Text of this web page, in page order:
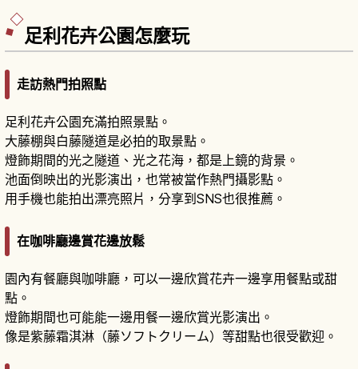
足利花卉公園怎麼玩
走訪熱門拍照點
足利花卉公園充滿拍照景點。
大藤棚與白藤隧道是必拍的取景點。
燈飾期間的光之隧道、光之花海，都是上鏡的背景。
池面倒映出的光影演出，也常被當作熱門攝影點。
用手機也能拍出漂亮照片，分享到SNS也很推薦。
在咖啡廳邊賞花邊放鬆
園內有餐廳與咖啡廳，可以一邊欣賞花卉一邊享用餐點或甜
點。
燈飾期間也可能能一邊用餐一邊欣賞光影演出。
像是紫藤霜淇淋（藤ソフトクリーム）等甜點也很受歡迎。